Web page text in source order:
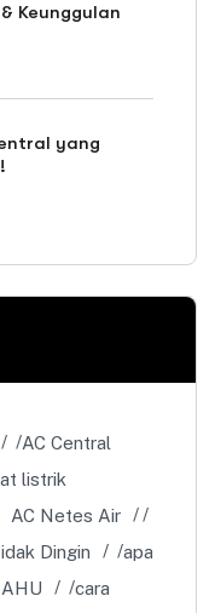
Keunggulan
yang
AC Central
listrik
AC Netes Air
Dingin
apa
cara